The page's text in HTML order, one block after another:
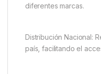
diferentes marcas.
Distribución Nacional:
país, facilitando el